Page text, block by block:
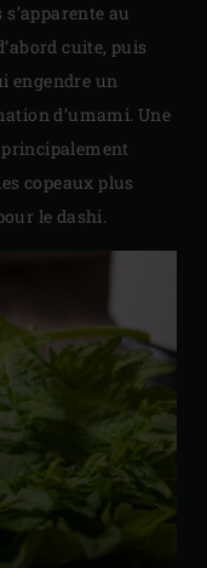
au
cuite, puis
engendre un
d’umami. Une
copeaux plus
le dashi.